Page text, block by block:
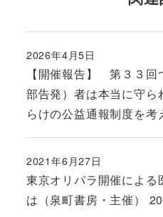
【開催報告】 第３３
部告発）者は本当に守
らけの公益通報制度を考
投稿日
2026年4月5日
東京オリパラ開催によ
は（泉町書房・主催）
投稿日
2021年6月27日